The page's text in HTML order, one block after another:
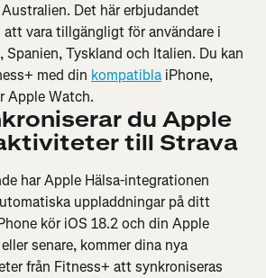
Det här erbjudandet
att vara tillgängligt för användare i
Spanien, Tyskland och Italien. Du kan
med din kompatibla iPhone,
Apple Watch.
du Apple
till Strava
har Apple Hälsa-integrationen
uppladdningar på ditt
kör iOS 18.2 och din Apple
senare, kommer dina nya
från Fitness+ att synkroniseras